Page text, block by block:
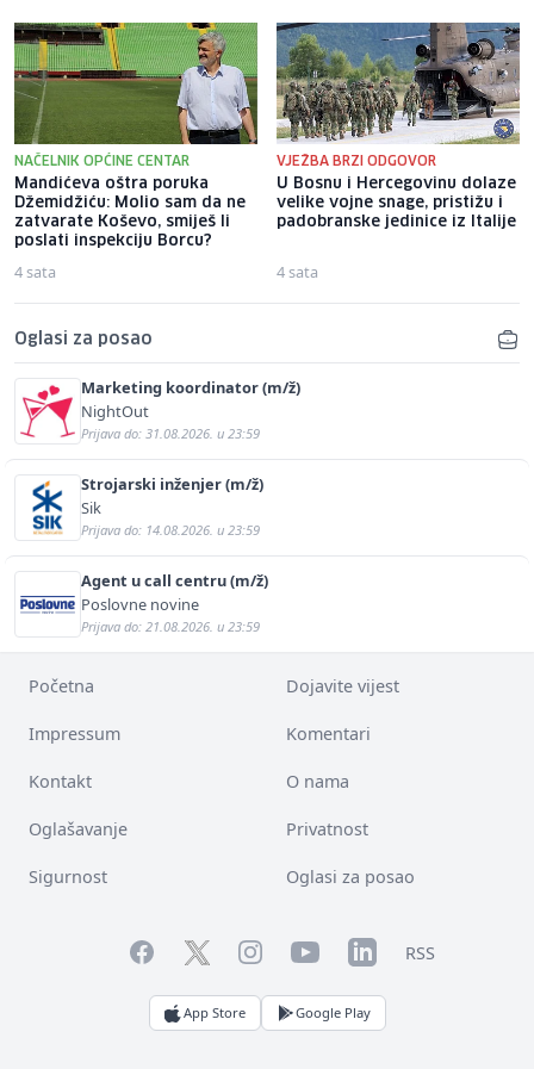
NAČELNIK OPĆINE CENTAR
Mandićeva oštra poruka
Džemidžiću: Molio sam da ne
zatvarate Koševo, smiješ li
poslati inspekciju Borcu?
4 sata
VJEŽBA BRZI ODGOVOR
U Bosnu i Hercegovinu dolaze
velike vojne snage, pristižu i
padobranske jedinice iz Italije
4 sata
Oglasi za posao
Marketing koordinator (m/ž)
NightOut
Prijava do: 31.08.2026. u 23:59
Strojarski inženjer (m/ž)
Sik
Prijava do: 14.08.2026. u 23:59
Agent u call centru (m/ž)
Poslovne novine
Prijava do: 21.08.2026. u 23:59
Početna Dojavite vijest
Impressum Komentari
Kontakt O nama
Oglašavanje Privatnost
Sigurnost Oglasi za posao
FacebookTwitterInstagramYouTubeLinkedInRSS
App Store Google Play